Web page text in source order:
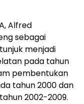
Alfred
sebagai
menjadi
pada tahun
pembentukan
tahun 2000 dan
2002-2009.